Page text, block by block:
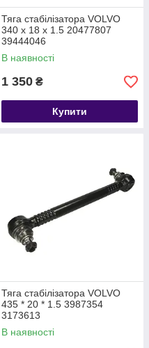
Тяга стабілізатора VOLVO
340 х 18 х 1.5 20477807
39444046
В наявності
1 350 ₴
Купити
Тяга стабілізатора VOLVO
435 * 20 * 1.5 3987354
3173613
В наявності